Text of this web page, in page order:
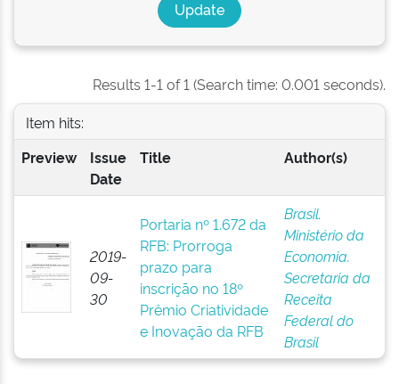
Results 1-1 of 1 (Search time: 0.001 seconds).
Item hits:
Preview
Issue
Date
Title Author(s)
2019-
09-
30
Portaria nº 1.672 da
RFB: Prorroga
prazo para
inscrição no 18º
Prêmio Criatividade
e Inovação da RFB
Brasil.
Ministério da
Economia.
Secretaria da
Receita
Federal do
Brasil